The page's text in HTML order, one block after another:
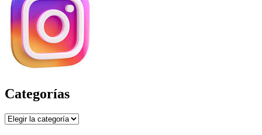
Categorías
Categorías